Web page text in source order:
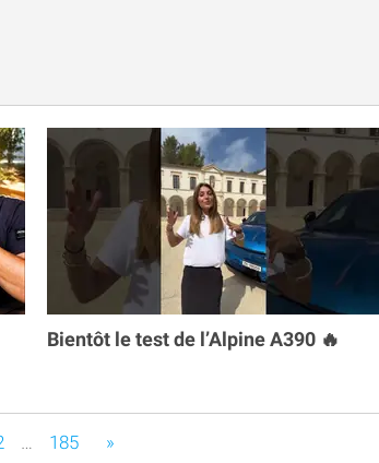
Bientôt le test de l’Alpine A390 🔥
sur la page
… 185 »